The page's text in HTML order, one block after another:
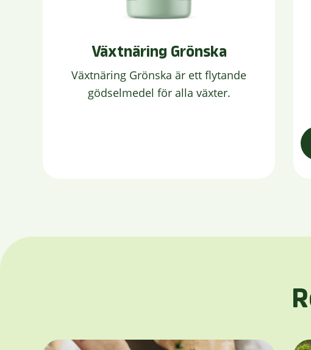
Växtnäring Grönska
Växtnäring Grönska är ett flytande
gödselmedel för alla växter.